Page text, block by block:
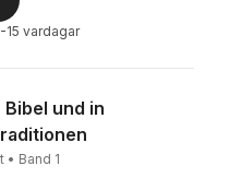
15 vardagar
und in
• Band 1